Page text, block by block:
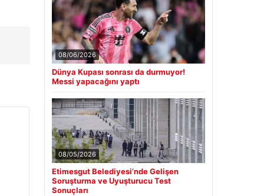
08/06/2026
Dünya Kupası sonrası da durmuyor!
Messi yapacağını yaptı
08/05/2026
Etimesgut Belediyesi’nde Gelişen
Soruşturma ve Uyuşturucu Test
Sonuçları